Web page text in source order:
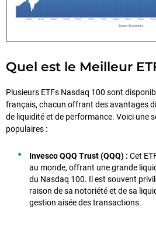
Quel est le Meilleur
Plusieurs ETFs Nasdaq 100 sont
français, chacun offrant des avantages
de liquidité et de performance. Voici une
populaires :
Invesco QQQ Trust (QQQ) : Cet
au monde, offrant une grande
du Nasdaq 100. Il est souvent
raison de sa notoriété et de sa
gestion aisée des transactions.